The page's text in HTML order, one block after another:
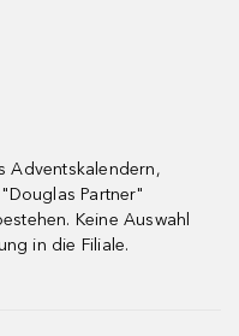
Adventskalendern,
Partner"
Keine Auswahl
in die Filiale.